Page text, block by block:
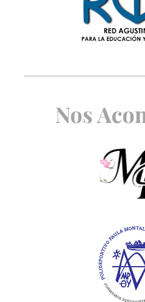
Nos